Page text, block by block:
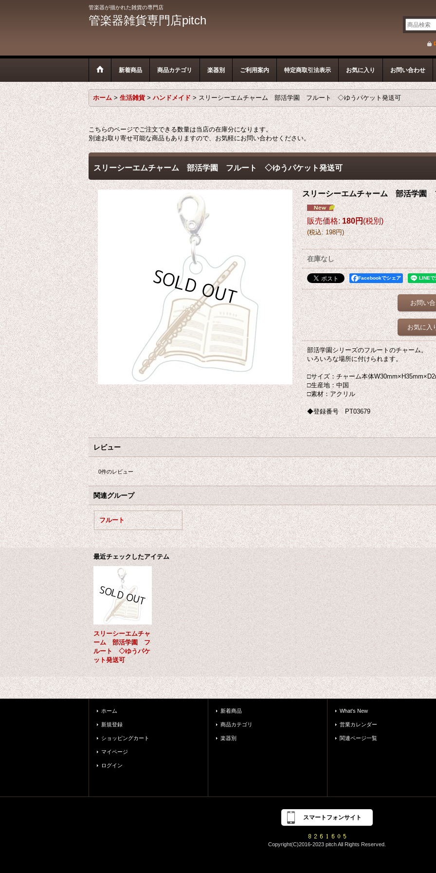
管楽器が描かれた雑貨の専門店
管楽器雑貨専門店pitch
新着商品 商品カテゴリ 楽器別 ご利用案内 特定商取引法表示 お気に入り お問い合わせ
ホーム > 生活雑貨 > ハンドメイド > スリーシーエムチャーム 部活学園 フルート ◇ゆうパケット発送可
こちらのページでご注文できる数量は当店の在庫分になります。
別途お取り寄せ可能な商品もありますので、お気軽にお問い合わせください。
スリーシーエムチャーム 部活学園 フルート ◇ゆうパケット発送可
スリーシーエムチャーム 部活学
販売価格: 180円(税別)
(税込: 198円)
在庫なし
Facebookでシェア
お問い
お気に入
部活学園シリーズのフルートのチャーム。
いろいろな場所に付けられます。
□サイズ：チャーム本体
□生産地：中国
□素材：アクリル
◆登録番号 PT03679
レビュー
0件のレビュー
関連グループ
フルート
最近チェックしたアイテム
スリーシーエムチャ
ーム 部活学園 フ
ルート ◇ゆうパケ
ット発送可
ホーム
新規登録
ショッピングカート
マイページ
ログイン
新着商品
商品カテゴリ
楽器別
What's New
営業カレンダー
関連ページ一覧
スマートフォンサイト
Copyright(C)2016-2023 pitch All Rights Reserved.